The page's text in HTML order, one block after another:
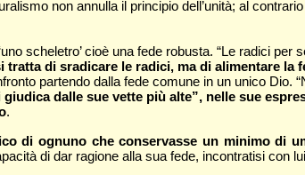
non annulla il principio dell’unità; al
scheletro’ cioè una fede robusta. “Le radici
tratta di sradicare le radici, ma di alimentare la
partendo dalla fede comune in un unico Dio.
giudica dalle sue vette più alte”, nelle sue
.
di ognuno che conservasse un minimo di
di dar ragione alla sua fede, incontratisi con